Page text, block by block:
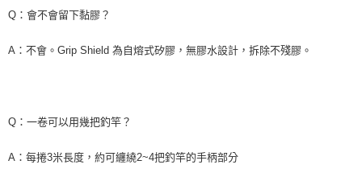
請求用戶進行身份認證。
５．嚴禁一人註冊多個帳號或使用他人資訊註冊。若發現惡意使用之情形，
計)，訂單才得以成立**)
Q：會不會留下黏膠？
A：不會。Grip Shield 為自熔式矽膠，無膠水設計，拆除不殘膠。
Q：一卷可以用幾把釣竿？
A：每捲3米長度，約可纏繞2~4把釣竿的手柄部分